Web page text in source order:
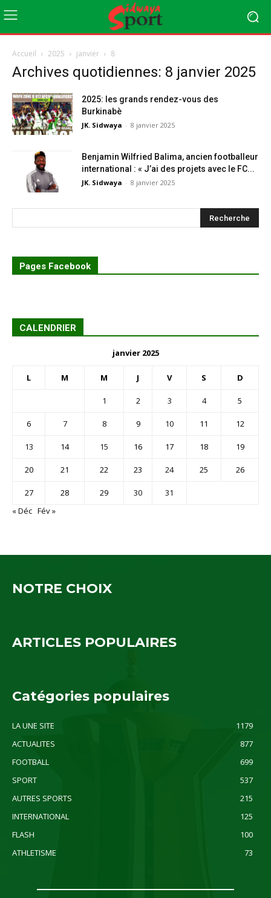
Accueil 2025 janvier 8
Archives quotidiennes: 8 janvier 2025
2025: les grands rendez-vous des
Burkinabè
JK. Sidwaya - 8 janvier 2025
Benjamin Wilfried Balima, ancien footballeur
international : « J’ai des projets avec le FC...
JK. Sidwaya - 8 janvier 2025
Pages Facebook
CALENDRIER
janvier 2025
L M M J V S D
1 2 3 4 5
6 7 8 9 10 11 12
13 14 15 16 17 18 19
20 21 22 23 24 25 26
27 28 29 30
31
« Déc Fév »
NOTRE CHOIX
ARTICLES POPULAIRES
Catégories populaires
LA UNE SITE
1179
ACTUALITES
877
FOOTBALL
699
SPORT
537
AUTRES SPORTS
215
INTERNATIONAL
125
FLASH
100
ATHLETISME
73